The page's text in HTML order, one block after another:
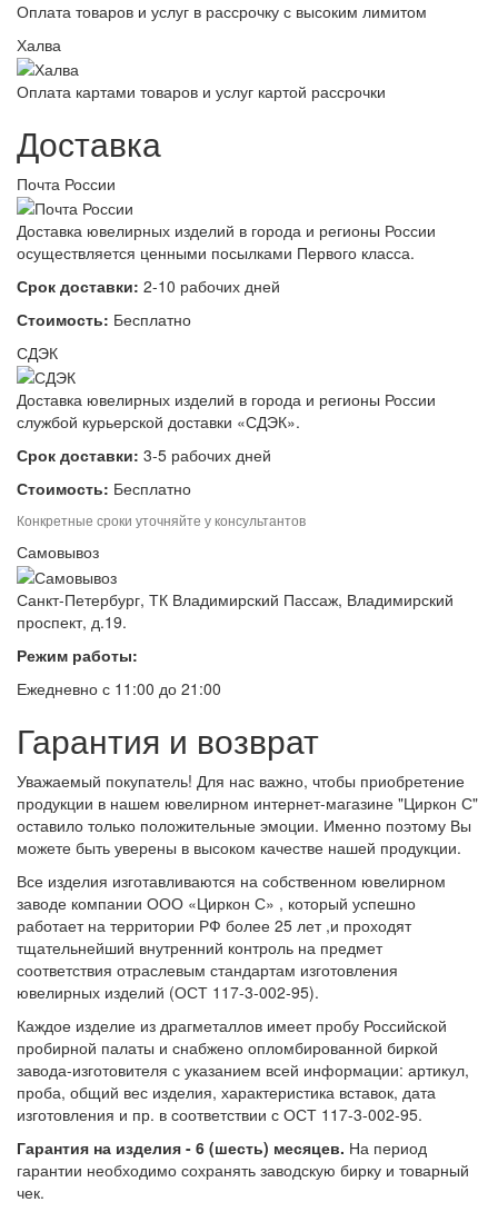
Оплата товаров и услуг в рассрочку с высоким лимитом
Халва
Оплата картами товаров и услуг картой рассрочки
Доставка
Почта России
Доставка ювелирных изделий в города и регионы России
осуществляется ценными посылками Первого класса.
Срок доставки: 2-10 рабочих дней
Стоимость: Бесплатно
СДЭК
Доставка ювелирных изделий в города и регионы России
службой курьерской доставки «СДЭК».
Срок доставки: 3-5 рабочих дней
Стоимость: Бесплатно
Конкретные сроки уточняйте у консультантов
Самовывоз
Санкт-Петербург, ТК Владимирский Пассаж, Владимирский
проспект, д.19.
Режим работы:
Ежедневно с 11:00 до 21:00
Гарантия и возврат
Уважаемый покупатель! Для нас важно, чтобы приобретение
продукции в нашем ювелирном интернет-магазине "Циркон С"
оставило только положительные эмоции. Именно поэтому Вы
можете быть уверены в высоком качестве нашей продукции.
Все изделия изготавливаются на собственном ювелирном
заводе компании ООО «Циркон С» , который успешно
работает на территории РФ более 25 лет ,и проходят
тщательнейший внутренний контроль на предмет
соответствия отраслевым стандартам изготовления
ювелирных изделий (ОСТ 117-3-002-95).
Каждое изделие из драгметаллов имеет пробу Российской
пробирной палаты и снабжено опломбированной биркой
завода-изготовителя с указанием всей информации: артикул,
проба, общий вес изделия, характеристика вставок, дата
изготовления и пр. в соответствии с ОСТ 117-3-002-95.
Гарантия на изделия - 6 (шесть) месяцев. На период
гарантии необходимо сохранять заводскую бирку и товарный
чек.